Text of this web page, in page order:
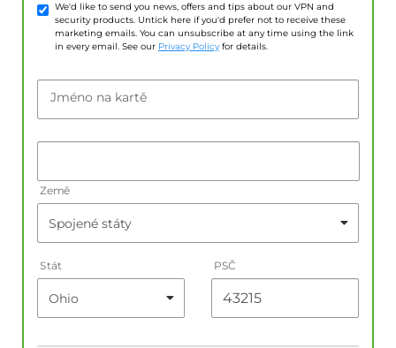
We'd like to send you news, offers and tips about our VPN and
security products. Untick here if you'd prefer not to receive these
marketing emails. You can unsubscribe at any time using the link
in every email. See our Privacy Policy for details.
Jméno na kartě
Země
Stát PSČ